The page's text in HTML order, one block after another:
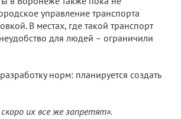
управление транспорта
В местах, где такой транспорт
для людей – ограничили
норм: планируется создать
их все же запретят».